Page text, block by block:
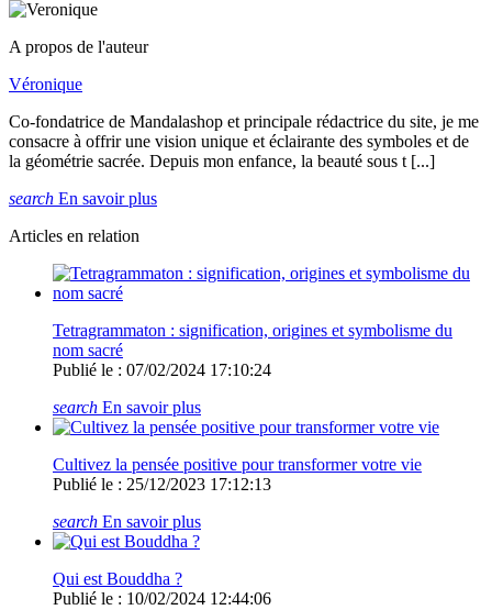
A propos de l'auteur
Véronique
Co-fondatrice de Mandalashop et principale rédactrice du site, je me
consacre à offrir une vision unique et éclairante des symboles et de
la géométrie sacrée. Depuis mon enfance, la beauté sous t [...]
search En savoir plus
Articles en relation
Tetragrammaton : signification, origines et symbolisme du
nom sacré
Publié le : 07/02/2024 17:10:24
search En savoir plus
Cultivez la pensée positive pour transformer votre vie
Publié le : 25/12/2023 17:12:13
search En savoir plus
Qui est Bouddha ?
Publié le : 10/02/2024 12:44:06